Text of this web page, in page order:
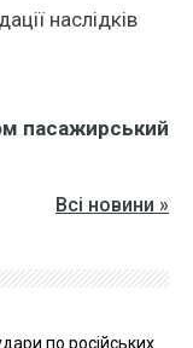
наслідків
пасажирський
Всі новини »
по російських